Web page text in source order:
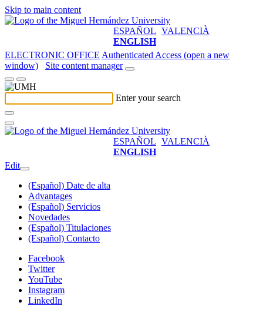
Skip to main content
ESPAÑOL VALENCIÀ
ENGLISH
ELECTRONIC OFFICE Authenticated Access (open a new
window)
Site content manager
Enter your search
ESPAÑOL VALENCIÀ
ENGLISH
Edit
(Español) Date de alta
Advantages
(Español) Servicios
Novedades
(Español) Titulaciones
(Español) Contacto
Facebook
Twitter
YouTube
Instagram
LinkedIn